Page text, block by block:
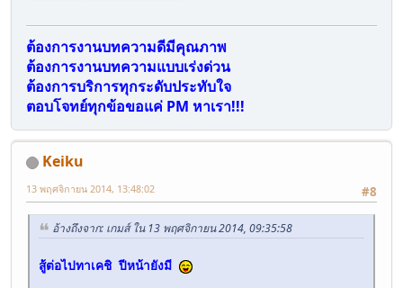
ต้องการงานบทความดีมีคุณภาพ
ต้องการงานบทความแบบเร่งด่วน
ต้องการบริการทุกระดับประทับใจ
ตอบโจทย์ทุกข้อขอแค่ PM หาเรา!!!
Keiku
#8
13 พฤศจิกายน 2014, 13:48:02
อ้างถึงจาก: เกมส์ ใน 13 พฤศจิกายน 2014, 09:35:58
สู้ต่อไปทาเคชิ ปีหน้ายังมี